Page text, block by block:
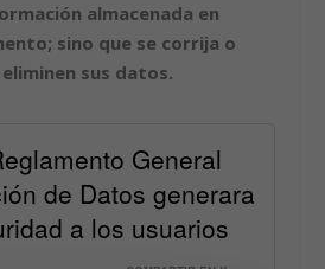
almacenada en
sino que se corrija o
sus datos.
General
de Datos generara
a los usuarios